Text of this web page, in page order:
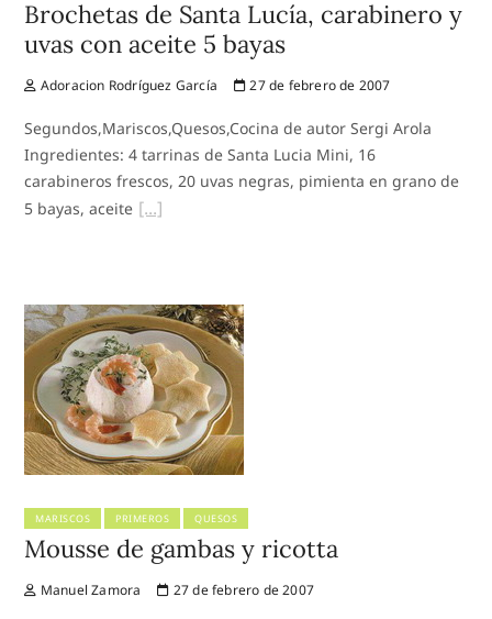
Brochetas de Santa Lucía, carabinero y
uvas con aceite 5 bayas
Adoracion Rodríguez García 27 de febrero de 2007
Segundos,Mariscos,Quesos,Cocina de autor Sergi Arola
Ingredientes: 4 tarrinas de Santa Lucia Mini, 16
carabineros frescos, 20 uvas negras, pimienta en grano de
5 bayas, aceite
MARISCOS PRIMEROS QUESOS
Mousse de gambas y ricotta
Manuel Zamora 27 de febrero de 2007